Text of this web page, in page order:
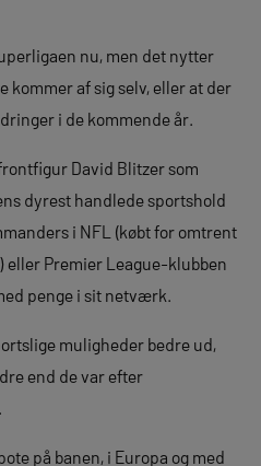
nu, men det nytter
kommer af sig selv, eller at der
i de kommende år.
David Blitzer som
dyrest handlede sportshold
i NFL (købt for omtrent
eller Premier League-klubben
penge i sit netværk.
muligheder bedre ud,
end de var efter
på banen, i Europa og med